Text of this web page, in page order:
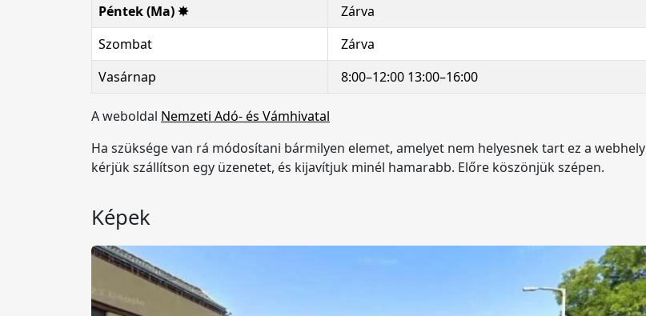
Péntek (Ma) ✸
Zárva
Szombat
Zárva
Vasárnap
8:00–12:00 13:00–16:00
A weboldal Nemzeti Adó- és Vámhivatal
Ha szüksége van rá módosítani bármilyen elemet, amelyet nem helyesnek tart ez a webhely
kérjük szállítson egy üzenetet, és kijavítjuk minél hamarabb. Előre köszönjük szépen.
Képek